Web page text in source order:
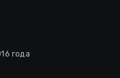
года